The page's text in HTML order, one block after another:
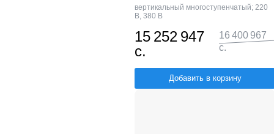
вертикальный многоступенчатый; 220
В, 380 В
15 252 947
с.
16 400 967
с.
Добавить в корзину